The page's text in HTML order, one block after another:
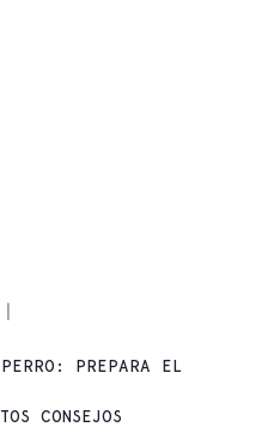
PREPARA EL
CONSEJOS